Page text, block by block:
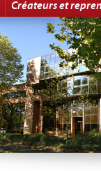
Créateurs et